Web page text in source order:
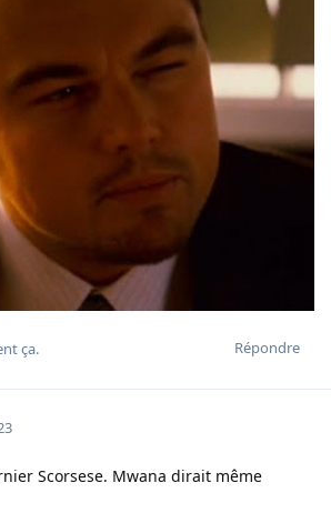
Répondre
ça.
Scorsese. Mwana dirait même